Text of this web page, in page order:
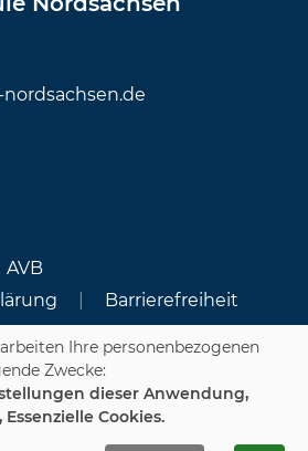
AVB
Barrierefreiheit
Ihre personenbezogenen
Zwecke:
dieser Anwendung,
Cookies.